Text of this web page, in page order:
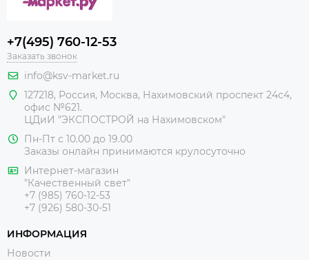
+7(495) 760-12-53
Заказать звонок
info@ksv-market.ru
127218, Россия, Москва, Нахимовский проспект 24с4,
офис №621.
ЦДиИ "ЭКСПОСТРОЙ на Нахимовском"
Пн-Пт с 10.00 до 19.00
Заказы онлайн принимаются крулосуточно
Интернет-магазин
"Качественный свет"
+7 (985) 760-12-53
+7 (926) 580-30-51
ИНФОРМАЦИЯ
Новости